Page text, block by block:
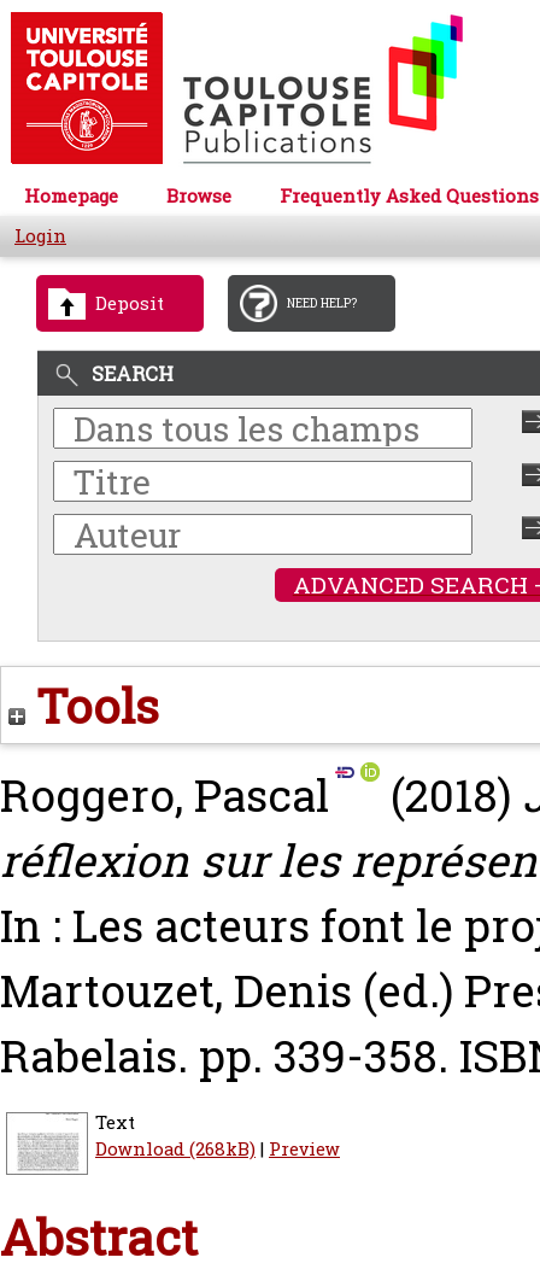
Homepage Browse
Frequently Asked Questions
Login
Deposit NEED HELP?
SEARCH
ADVANCED SEARCH
Tools
Roggero, Pascal (2018)
réflexion sur les
In : Les acteurs font le
Martouzet, Denis (ed.)
Rabelais. pp. 339-358.
Text
Download (268kB)| Preview
Abstract